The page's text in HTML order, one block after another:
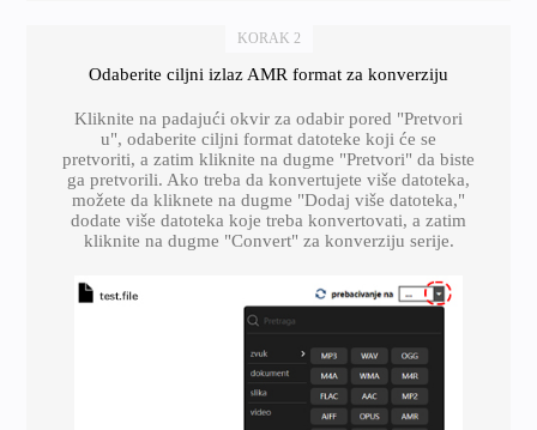
KORAK 2
Odaberite ciljni izlaz AMR format za konverziju
Kliknite na padajući okvir za odabir pored "Pretvori
u", odaberite ciljni format datoteke koji će se
pretvoriti, a zatim kliknite na dugme "Pretvori" da biste
ga pretvorili. Ako treba da konvertujete više datoteka,
možete da kliknete na dugme "Dodaj više datoteka,"
dodate više datoteka koje treba konvertovati, a zatim
kliknite na dugme "Convert" za konverziju serije.